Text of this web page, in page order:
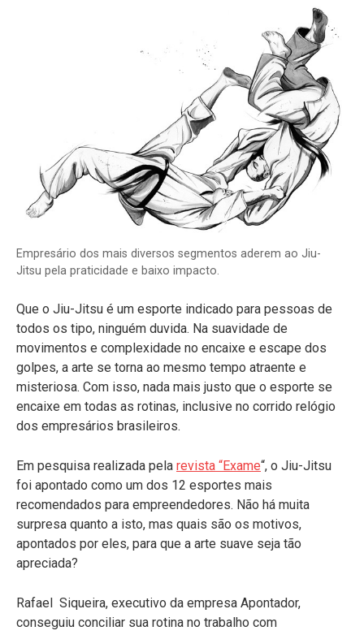
Empresário dos mais diversos segmentos aderem ao Jiu-
Jitsu pela praticidade e baixo impacto.
Que o Jiu-Jitsu é um esporte indicado para pessoas de
todos os tipo, ninguém duvida. Na suavidade de
movimentos e complexidade no encaixe e escape dos
golpes, a arte se torna ao mesmo tempo atraente e
misteriosa. Com isso, nada mais justo que o esporte se
encaixe em todas as rotinas, inclusive no corrido relógio
dos empresários brasileiros.
Em pesquisa realizada pela revista “Exame“, o Jiu-Jitsu
foi apontado como um dos 12 esportes mais
recomendados para empreendedores. Não há muita
surpresa quanto a isto, mas quais são os motivos,
apontados por eles, para que a arte suave seja tão
apreciada?
Rafael Siqueira, executivo da empresa Apontador,
conseguiu conciliar sua rotina no trabalho com